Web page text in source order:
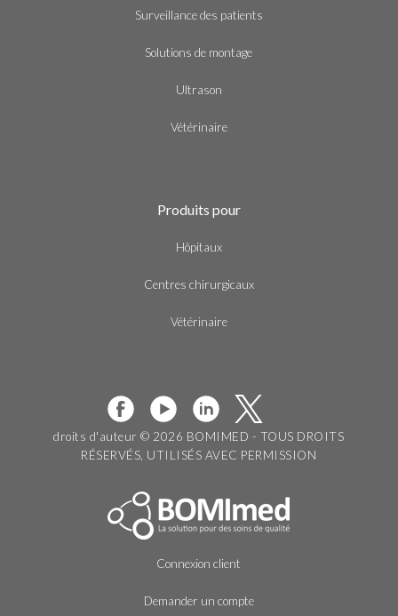
Surveillance des patients
Solutions de montage
Ultrason
Vétérinaire
Produits pour
Hôpitaux
Centres chirurgicaux
Vétérinaire
droits d'auteur © 2026 BOMIMED - TOUS DROITS
RÉSERVÉS, UTILISÉS AVEC PERMISSION
Connexion client
Demander un compte